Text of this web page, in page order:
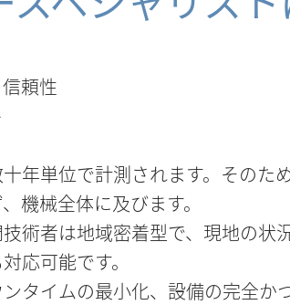
頼性
年単位で計測されます。その
機械全体に及びます。
術者は地域密着型で、現地の
応可能です。
タイムの最小化、設備の完全